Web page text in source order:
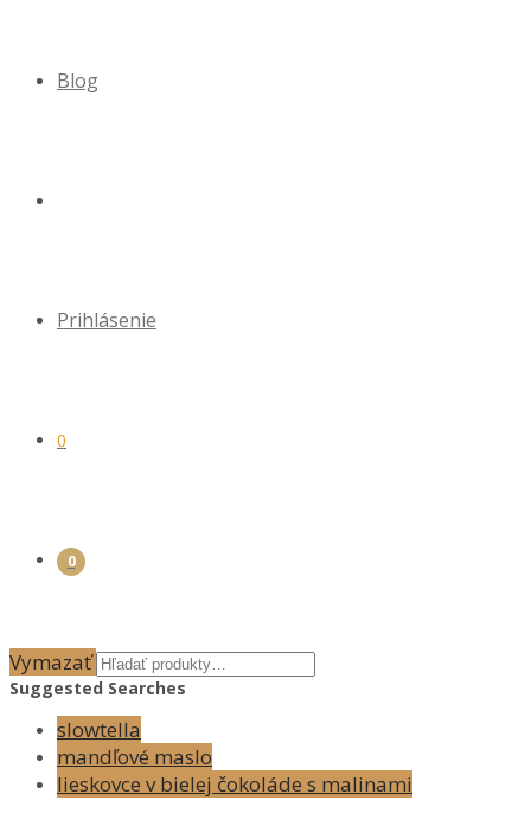
Blog
Prihlásenie
0
0
Vymazať
Suggested Searches
slowtella
mandľové maslo
lieskovce v bielej čokoláde s malinami